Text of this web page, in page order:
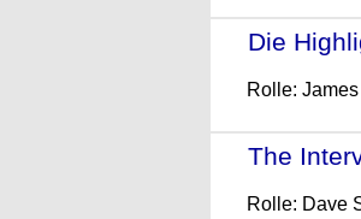
Die
Rolle:
The
Rolle: Dave